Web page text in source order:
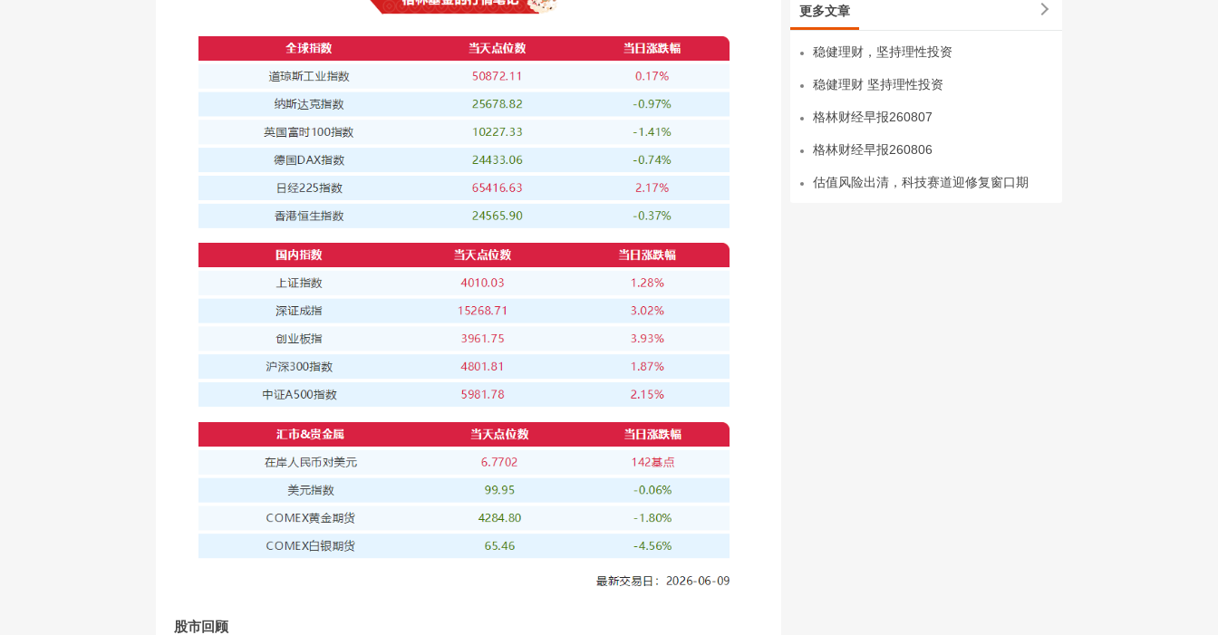
股市回顾
更多文章
稳健理财，坚持理性投资
稳健理财 坚持理性投资
格林财经早报260807
格林财经早报260806
估值风险出清，科技赛道迎修复窗口期